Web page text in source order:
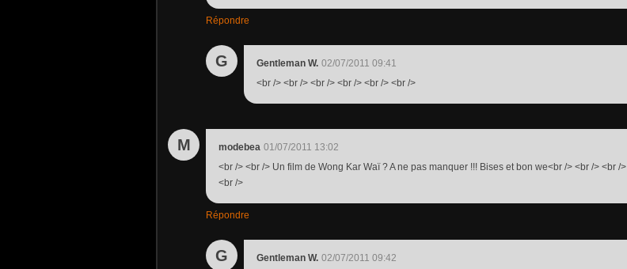
Répondre
G Gentleman W. 02/07/2011 09:41
<br /> <br /> <br /> <br /> <br /> <br />
M modebea 01/07/2011 13:02
<br /> <br /> Un film de Wong Kar Waï ? A ne pas manquer !!! Bises et bon we<br /> <br /> <br />
<br />
Répondre
G Gentleman W. 02/07/2011 09:42